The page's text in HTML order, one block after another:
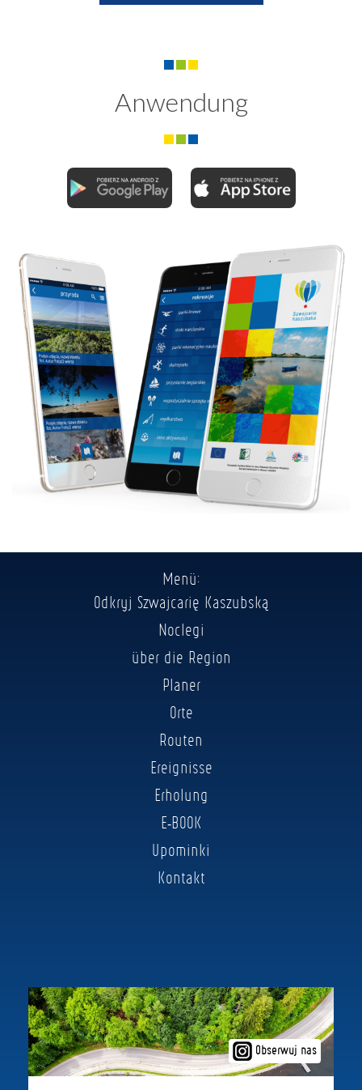
Anwendung
Menü:
Odkryj Szwajcarię Kaszubską
Noclegi
über die Region
Planer
Orte
Routen
Ereignisse
Erholung
E-BOOK
Upominki
Kontakt
Obserwuj nas